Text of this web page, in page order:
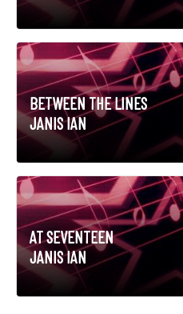
BETWEEN THE LINES
JANIS IAN
AT SEVENTEEN
JANIS IAN